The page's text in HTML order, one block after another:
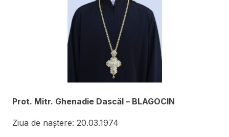
Prot. Mitr. Ghenadie Dascăl – BLAGOCIN
Ziua de naștere: 20.03.1974